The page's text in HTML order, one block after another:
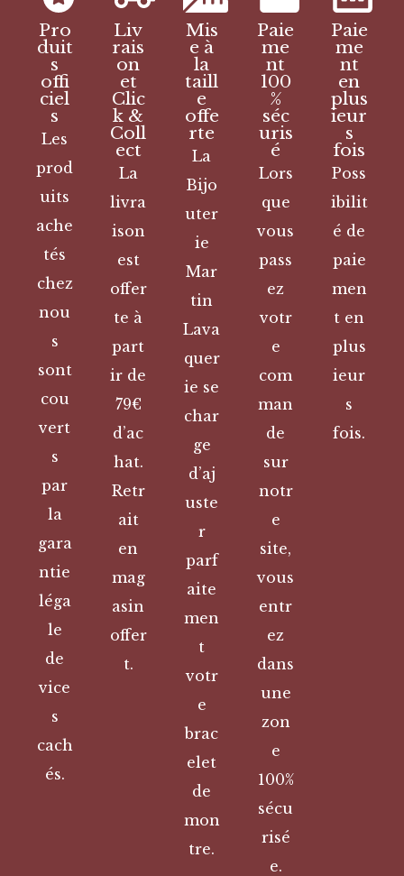
Pro
duit
s
offi
ciel
s
Les
prod
uits
ache
tés
chez
nou
s
sont
cou
vert
s
par
la
gara
ntie
léga
le
de
vice
s
cach
és.
Liv
rais
on
et
Clic
k &
Coll
ect
La
livra
ison
est
offer
te à
part
ir de
79€
d’ac
hat.
Retr
ait
en
mag
asin
offer
t.
Mis
e à
la
taill
e
offe
rte
La
Bijo
uter
ie
Mar
tin
Lava
quer
ie se
char
ge
d’aj
uste
r
parf
aite
men
t
votr
e
brac
elet
de
mon
tre.
Paie
me
nt
100
%
séc
uris
é
Lors
que
vous
pass
ez
votr
e
com
man
de
sur
notr
e
site,
vous
entr
ez
dans
une
zon
e
100%
sécu
risé
e.
Paie
me
nt
en
plus
ieur
s
fois
Poss
ibilit
é de
paie
men
t en
plus
ieur
s
fois.